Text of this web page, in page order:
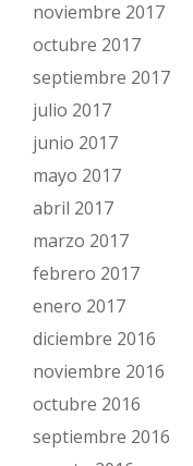
noviembre 2017
octubre 2017
septiembre 2017
julio 2017
junio 2017
mayo 2017
abril 2017
marzo 2017
febrero 2017
enero 2017
diciembre 2016
noviembre 2016
octubre 2016
septiembre 2016